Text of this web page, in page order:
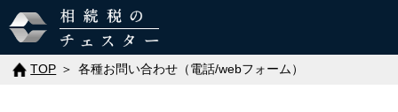
TOP 各種お問い合わせ（電話/webフォーム）